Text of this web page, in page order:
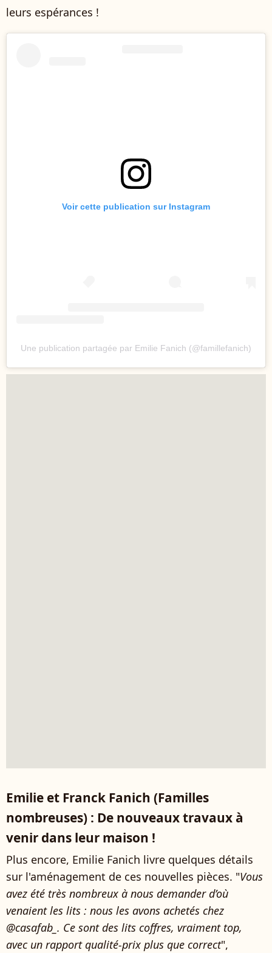
leurs espérances !
Voir cette publication sur Instagram
Une publication partagée par Emilie Fanich (@famillefanich)
Emilie et Franck Fanich (Familles
nombreuses) : De nouveaux travaux à
venir dans leur maison !
Plus encore, Emilie Fanich livre quelques détails
sur l'aménagement de ces nouvelles pièces. "Vous
avez été très nombreux à nous demander d’où
venaient les lits : nous les avons achetés chez
@casafab_. Ce sont des lits coffres, vraiment top,
avec un rapport qualité-prix plus que correct",